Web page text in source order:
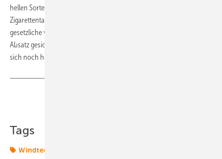
hellen Sorten Burley und Virgin finden noch heute ihren Absatz als
Zigarettentabak. Bis Mitte des 20. Jahrhunderts wurde durch einen
gesetzliche verordneten Beimischungszwang deutscher Tabake der
Absatz gesichert. Zigaretten mit einem Anteil deutschen Tabaks finden
sich noch heute in Roth-Händle-Zigaretten. (
Tags
Windtechnik